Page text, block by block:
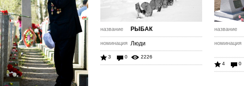
название РЫБАК
номинация Люди
3 0 2226
название
номинация
4 0